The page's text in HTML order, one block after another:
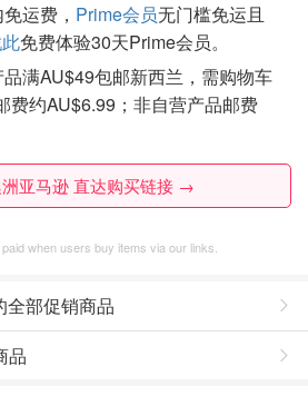
运费， Prime会员无门槛免运且
免费体验30天Prime会员。
满AU$49包邮新西兰，需购物车
费约AU$6.99；非自营产品邮费
亚马逊 直达购买链接 →
when users buy items via our links.
部促销商品
品